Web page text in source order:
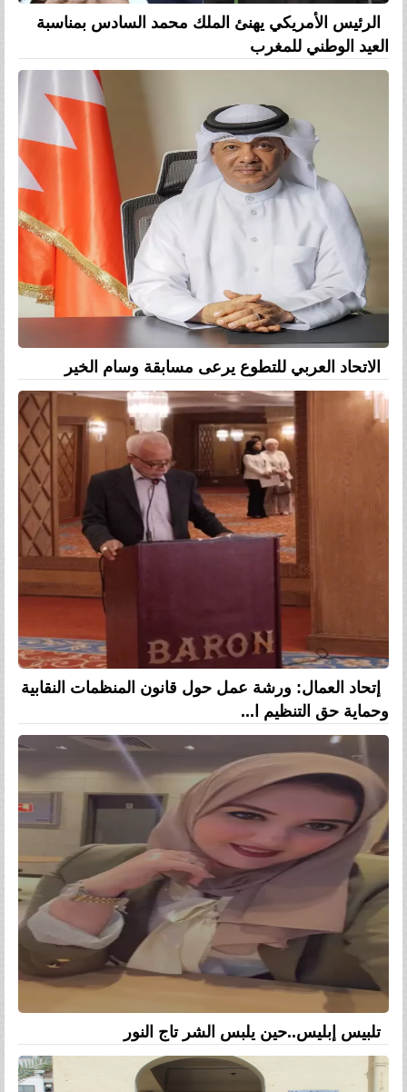
الرئيس الأمريكي يهنئ الملك محمد السادس بمناسبة
العيد الوطني للمغرب
الاتحاد العربي للتطوع يرعى مسابقة وسام الخير
إتحاد العمال: ورشة عمل حول قانون المنظمات النقابية
وحماية حق التنظيم ا...
تلبيس إبليس..حين يلبس الشر تاج النور